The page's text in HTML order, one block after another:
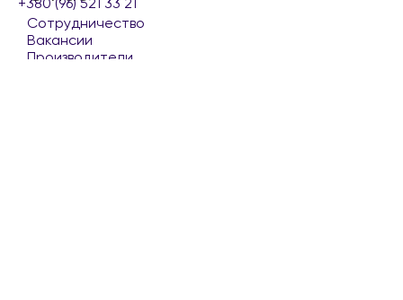
Сотрудничество
Вакансии
Производители